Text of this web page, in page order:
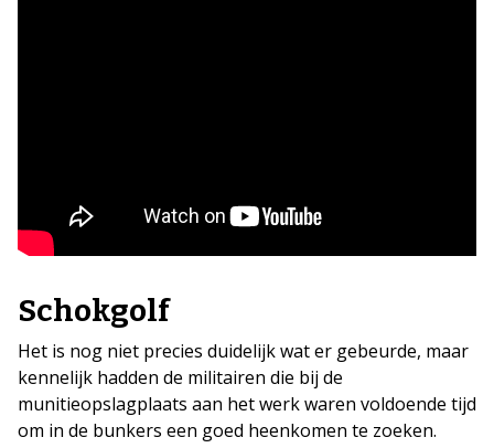
Schokgolf
Het is nog niet precies duidelijk wat er gebeurde, maar
kennelijk hadden de militairen die bij de
munitieopslagplaats aan het werk waren voldoende tijd
om in de bunkers een goed heenkomen te zoeken.